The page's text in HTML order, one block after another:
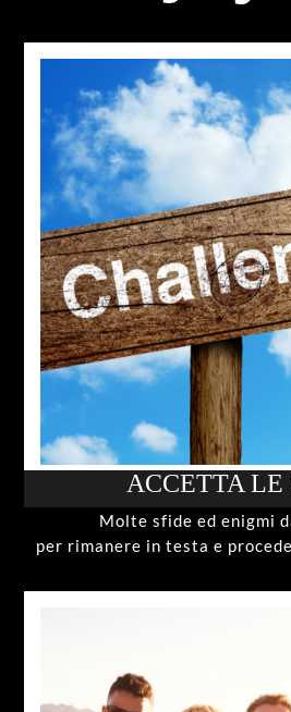
ACCETTA LE
Molte sfide ed enigmi
per rimanere in testa e